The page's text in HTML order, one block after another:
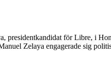
för Libre, i
Zelaya engagerade sig